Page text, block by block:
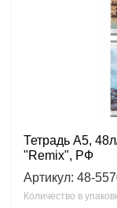
Тетрадь А5,
"Remix", РФ
Артикул: 48-
Количество в